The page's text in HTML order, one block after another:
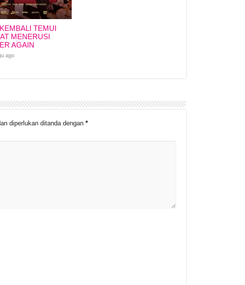
TEMUI
MENERUSI
AGAIN
ago
diperlukan ditanda dengan *